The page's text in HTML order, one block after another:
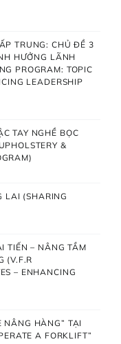
TRUNG: CHỦ ĐỀ 3
HƯỞNG LÃNH
PROGRAM: TOPIC
LEADERSHIP
TAY NGHỀ BỌC
&
LAI (SHARING
TIẾN – NÂNG TẦM
(V.F.R
– ENHANCING
HÀNG” TẠI
A FORKLIFT”